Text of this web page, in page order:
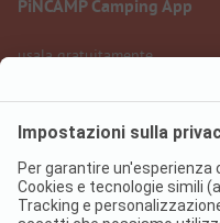
PiNCAMP Camping App
usala gratuitamente
Informazione legale
Protezione dati